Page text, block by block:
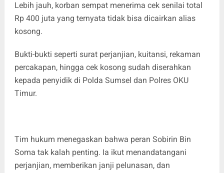
Lebih jauh, korban sempat menerima cek senilai total
Rp 400 juta yang ternyata tidak bisa dicairkan alias
kosong.
Bukti-bukti seperti surat perjanjian, kuitansi, rekaman
percakapan, hingga cek kosong sudah diserahkan
kepada penyidik di Polda Sumsel dan Polres OKU
Timur.
Tim hukum menegaskan bahwa peran Sobirin Bin
Soma tak kalah penting. Ia ikut menandatangani
perjanjian, memberikan janji pelunasan, dan